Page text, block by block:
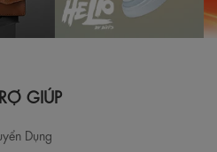
GIÚP
Dụng